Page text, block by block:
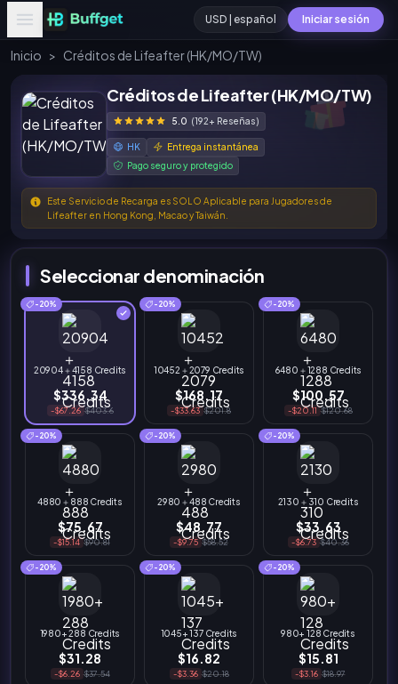
USD | español Iniciar sesión
Inicio > Créditos de Lifeafter (HK/MO/TW)
Créditos de Lifeafter (HK/MO/TW)
5.0 (192+ Reseñas)
HK
Entrega instantánea
Pago seguro y protegido
Este Servicio de Recarga es SOLO Aplicable para Jugadores de
Lifeafter en Hong Kong, Macao y Taiwán.
Seleccionar denominación
-20%
20904＋4158 Credits
$336.34
-$67.26 $403.6
-20%
10452＋2079 Credits
$168.17
-$33.63 $201.8
-20%
6480＋1288 Credits
$100.57
-$20.11 $120.68
-20%
4880＋888 Credits
$75.67
-$15.14 $90.81
-20%
2980＋488 Credits
$48.77
-$9.75 $58.52
-20%
2130＋310 Credits
$33.63
-$6.73 $40.36
-20%
1980+ 288 Credits
$31.28
-$6.26 $37.54
-20%
1045+ 137 Credits
$16.82
-$3.36 $20.18
-20%
980+ 128 Credits
$15.81
-$3.16 $18.97